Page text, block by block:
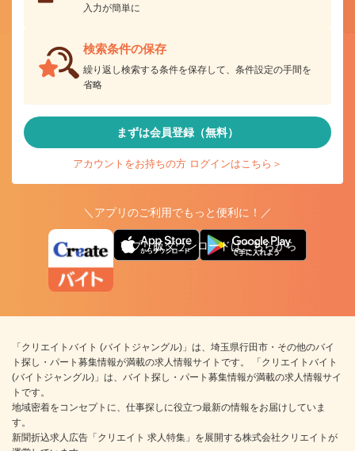
入力が簡単に
検索条件の保存
繰り返し検索する条件を保存して、条件設定の手間を
省略
まずは会員登録（無料）
アカウントをお持ちの方 ログインはこちら＞
＼アプリのご利用でもっと便利に！／
アプリ版ダウンロードはこちらから
「クリエイトバイト (バイトジャングル)」は、埼玉県行田市・その他のバイ
ト探し・パート募集情報が満載の求人情報サイトです。 「クリエイトバイト
(バイトジャングル)」は、バイト探し・パート募集情報が満載の求人情報サイ
トです。
地域密着をコンセプトに、仕事探しに役立つ最新の情報をお届けしていま
す。
新聞折込求人広告「クリエイト 求人特集」を展開する株式会社クリエイトが